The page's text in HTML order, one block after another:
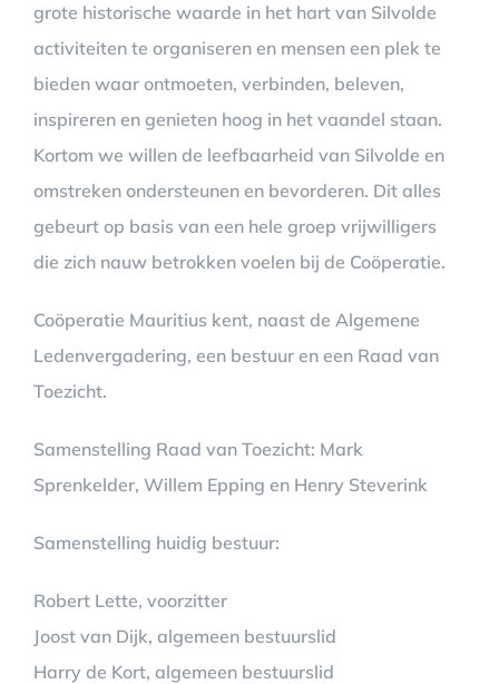
grote historische waarde in het hart van Silvolde
activiteiten te organiseren en mensen een plek te
bieden waar ontmoeten, verbinden, beleven,
inspireren en genieten hoog in het vaandel staan.
Kortom we willen de leefbaarheid van Silvolde en
omstreken ondersteunen en bevorderen. Dit alles
gebeurt op basis van een hele groep vrijwilligers
die zich nauw betrokken voelen bij de Coöperatie.
Coöperatie Mauritius kent, naast de Algemene
Ledenvergadering, een bestuur en een Raad van
Toezicht.
Samenstelling Raad van Toezicht: Mark
Sprenkelder, Willem Epping en Henry Steverink
Samenstelling huidig bestuur:
Robert Lette, voorzitter
Joost van Dijk, algemeen bestuurslid
Harry de Kort, algemeen bestuurslid